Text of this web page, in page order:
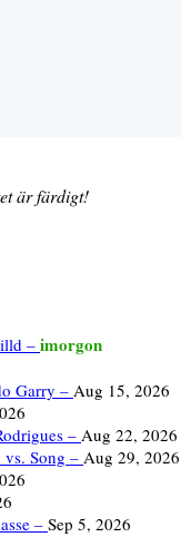
är färdigt!
–imorgon
Garry – Aug 15, 2026
– Aug 22, 2026
Song – Aug 29, 2026
– Sep 5, 2026